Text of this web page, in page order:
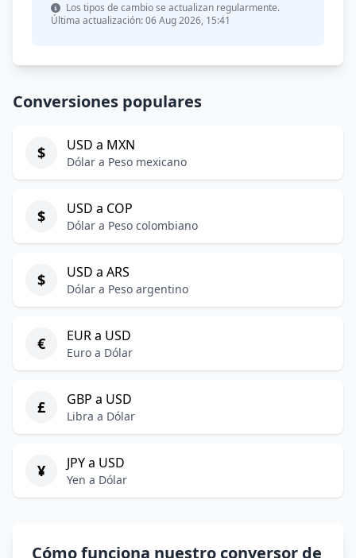
Los tipos de cambio se actualizan regularmente.
Última actualización: 06 Aug 2026, 15:41
Conversiones populares
$ USD a MXN
Dólar a Peso mexicano
$ USD a COP
Dólar a Peso colombiano
$ USD a ARS
Dólar a Peso argentino
€ EUR a USD
Euro a Dólar
£ GBP a USD
Libra a Dólar
¥ JPY a USD
Yen a Dólar
Cómo funciona nuestro conversor de